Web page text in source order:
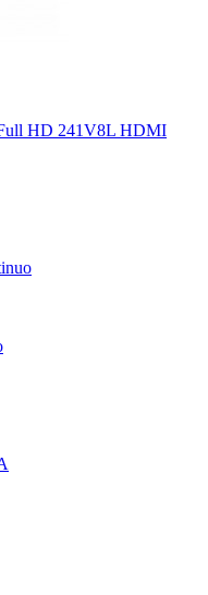
HD 241V8L HDMI